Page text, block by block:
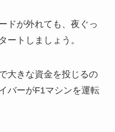
ドが外れても、夜ぐっ
ートしましょう。
大きな資金を投じるの
バーがF1マシンを運転